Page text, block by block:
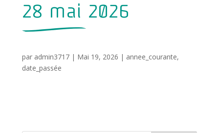
28 mai 2026
par admin3717| Mai 19, 2026 | annee_courante,
date_passée